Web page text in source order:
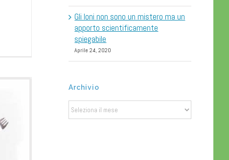
Gli Ioni non sono un mistero ma un
apporto scientificamente
spiegabile
Aprile 24, 2020
Archivio
Archivio